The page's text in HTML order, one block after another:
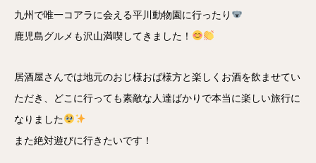
九州で唯一コアラに会える平川動物園に行ったり
鹿児島グルメも沢山満喫してきました！
居酒屋さんでは地元のおじ様おば様方と楽しくお酒を飲ませてい
ただき、どこに行っても素敵な人達ばかりで本当に楽しい旅行に
なりました
また絶対遊びに行きたいです！